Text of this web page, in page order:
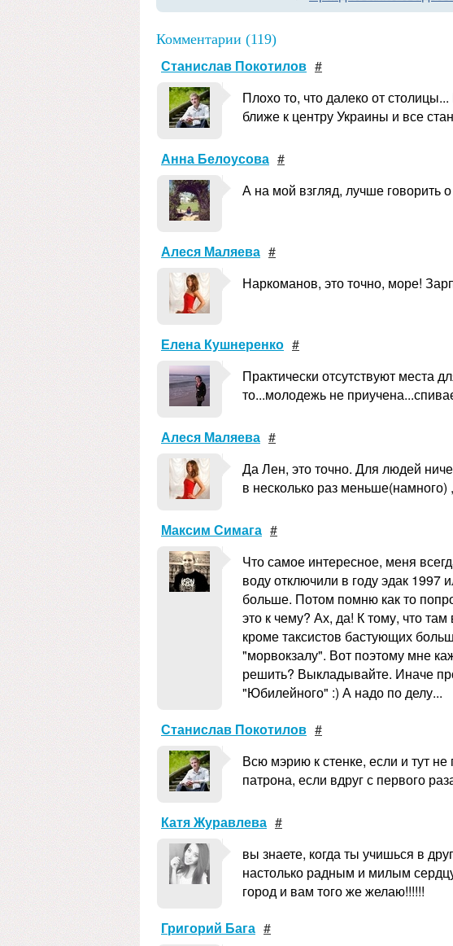
Комментарии (119)
Станислав Покотилов #
Плохо то, что далеко от
ближе к центру Украины и все
Анна Белоусова #
А на мой взгляд, лучше говорить
Алеся Маляева #
Наркоманов, это точно, море!
Елена Кушнеренко #
Практически отсутствуют места
то...молодежь не
Алеся Маляева #
Да Лен, это точно. Для людей
в несколько раз меньше(намного)
Максим Симага #
Что самое интересное, меня
воду отключили в году эдак
больше. Потом помню как то
это к чему? Ах, да! К тому, что
кроме таксистов бастующих
"морвокзалу". Вот поэтому мне
решить? Выкладывайте. Иначе
"Юбилейного" :) А надо по делу...
Станислав Покотилов #
Всю мэрию к стенке, если и тут не
патрона, если вдруг с первого
Катя Журавлева #
вы знаете, когда ты учишься в
настолько радным и милым
город и вам того же желаю!!!!!!
Григорий Бага #